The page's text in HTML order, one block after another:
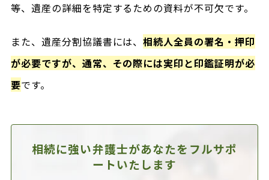
等、遺産の詳細を特定するための資料が不可欠です。
また、遺産分割協議書には、相続人全員の署名・押印
が必要ですが、通常、その際には実印と印鑑証明が必
要です。
相続に強い弁護士があなたを フルサポ
ートいたします